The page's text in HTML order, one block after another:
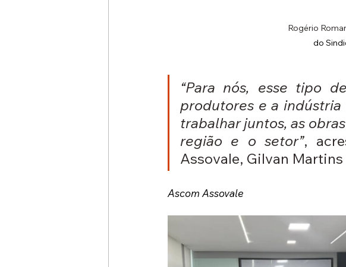
Rogério
do
“Para nós, esse tipo
produtores e a
trabalhar juntos, as
região e o setor”,
Assovale, Gilvan Martins
Ascom Assovale